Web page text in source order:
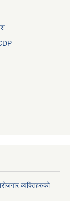
व्यक्तिहरुको